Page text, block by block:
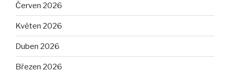
Červen 2026
Květen 2026
Duben 2026
Březen 2026